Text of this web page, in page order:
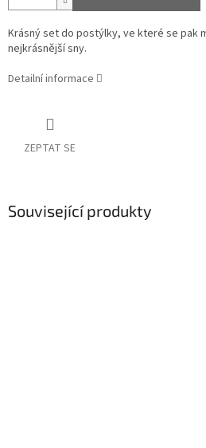
Krásný set do postýlky, ve které se pak
nejkrásnější sny.
Detailní informace
ZEPTAT SE
Související produkty